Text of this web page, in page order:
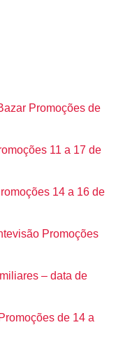
Promoções de
11 a 17 de
14 a 16 de
Promoções
– data de
de 14 a